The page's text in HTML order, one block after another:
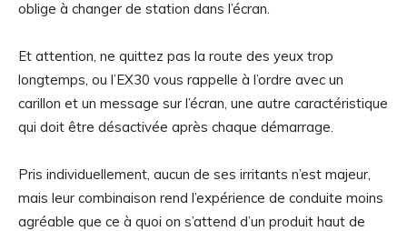
oblige à changer de station dans l’écran.
Et attention, ne quittez pas la route des yeux trop
longtemps, ou l’EX30 vous rappelle à l’ordre avec un
carillon et un message sur l’écran, une autre caractéristique
qui doit être désactivée après chaque démarrage.
Pris individuellement, aucun de ses irritants n’est majeur,
mais leur combinaison rend l’expérience de conduite moins
agréable que ce à quoi on s’attend d’un produit haut de